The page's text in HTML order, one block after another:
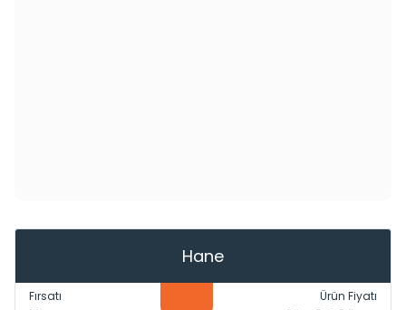
Hane
Fırsatı Ürün Fiyatı